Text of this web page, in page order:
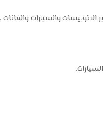
والسيارات والفانات .